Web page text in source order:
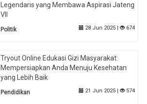
Legendaris yang Membawa Aspirasi Jateng
VII
Politik 28 Jun 2025 | 674
Tryout Online Edukasi Gizi Masyarakat:
Mempersiapkan Anda Menuju Kesehatan
yang Lebih Baik
Pendidikan 21 Jun 2025 | 574